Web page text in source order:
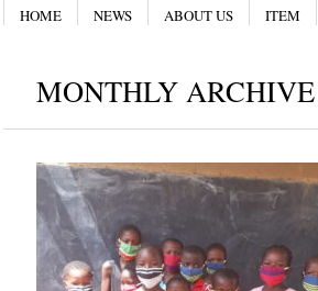
HOME NEWS ABOUT US ITEM
MONTHLY ARCHIVE